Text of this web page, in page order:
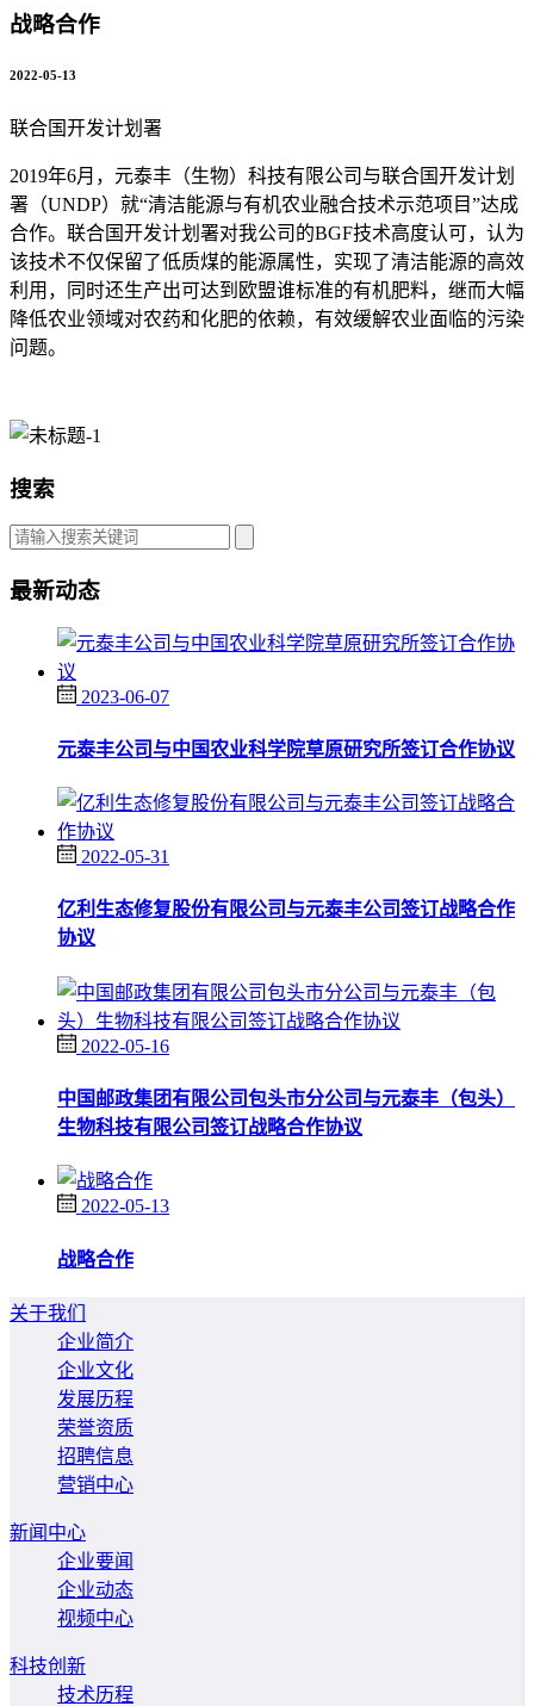
战略合作
2022-05-13
联合国开发计划署
2019年6月，元泰丰（生物）科技有限公司与联合国开发计划
署（UNDP）就“清洁能源与有机农业融合技术示范项目”达成
合作。联合国开发计划署对我公司的BGF技术高度认可，认为
该技术不仅保留了低质煤的能源属性，实现了清洁能源的高效
利用，同时还生产出可达到欧盟谁标准的有机肥料，继而大幅
降低农业领域对农药和化肥的依赖，有效缓解农业面临的污染
问题。
搜索
最新动态
2023-06-07
元泰丰公司与中国农业科学院草原研究所签订合作协议
2022-05-31
亿利生态修复股份有限公司与元泰丰公司签订战略合作
协议
2022-05-16
中国邮政集团有限公司包头市分公司与元泰丰（包头）
生物科技有限公司签订战略合作协议
2022-05-13
战略合作
关于我们
企业简介
企业文化
发展历程
荣誉资质
招聘信息
营销中心
新闻中心
企业要闻
企业动态
视频中心
科技创新
技术历程